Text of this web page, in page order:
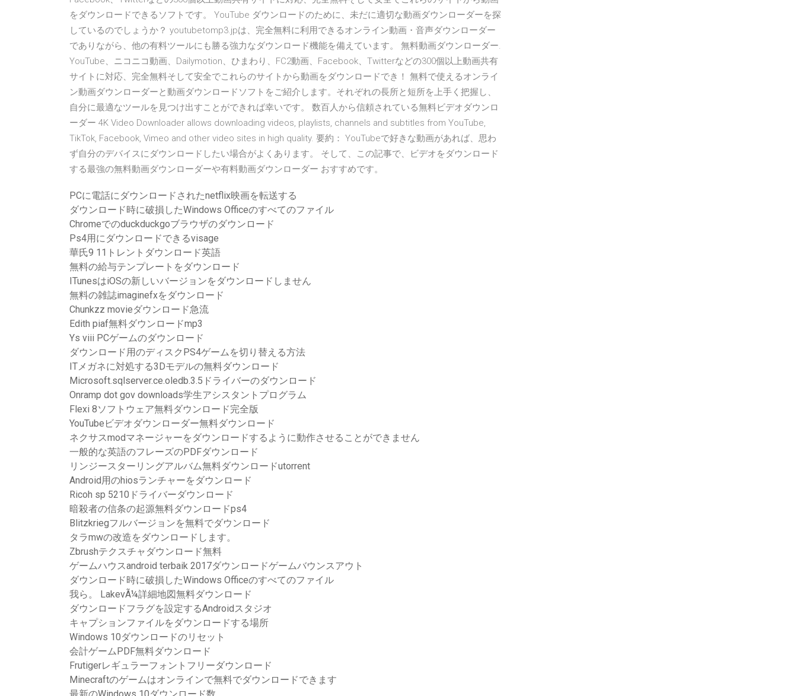
をダウンロードできるソフトです。 YouTube ダウンロードのために、未だに適切な動画ダウンローダーを探
しているのでしょうか？ youtubetomp3.jpは、完全無料に利用できるオンライン動画・音声ダウンローダー
でありながら、他の有料ツールにも勝る強力なダウンロード機能を備えています。 無料動画ダウンローダー.
YouTube、ニコニコ動画、Dailymotion、ひまわり、FC2動画、Facebook、Twitterなどの300個以上動画共有
サイトに対応、完全無料そして安全でこれらのサイトから動画をダウンロードでき！ 無料で使えるオンライ
ン動画ダウンローダーと動画ダウンロードソフトをご紹介します。それぞれの長所と短所を上手く把握し、
自分に最適なツールを見つけ出すことができれば幸いです。 数百人から信頼されている無料ビデオダウンロ
ーダー 4K Video Downloader allows downloading videos, playlists, channels and subtitles from YouTube,
TikTok, Facebook, Vimeo and other video sites in high quality. 要約： YouTubeで好きな動画があれば、思わ
ず自分のデバイスにダウンロードしたい場合がよくあります。 そして、この記事で、ビデオをダウンロード
する最強の無料動画ダウンローダーや有料動画ダウンローダー おすすめです。
PCに電話にダウンロードされたnetflix映画を転送する
ダウンロード時に破損したWindows Officeのすべてのファイル
Chromeでのduckduckgoブラウザのダウンロード
Ps4用にダウンロードできるvisage
華氏9 11トレントダウンロード英語
無料の給与テンプレートをダウンロード
ITunesはiOSの新しいバージョンをダウンロードしません
無料の雑誌imaginefxをダウンロード
Chunkzz movieダウンロード急流
Edith piaf無料ダウンロードmp3
Ys viii PCゲームのダウンロード
ダウンロード用のディスクPS4ゲームを切り替える方法
ITメガネに対処する3Dモデルの無料ダウンロード
Microsoft.sqlserver.ce.oledb.3.5ドライバーのダウンロード
Onramp dot gov downloads学生アシスタントプログラム
Flexi 8ソフトウェア無料ダウンロード完全版
YouTubeビデオダウンローダー無料ダウンロード
ネクサスmodマネージャーをダウンロードするように動作させることができません
一般的な英語のフレーズのPDFダウンロード
リンジースターリングアルバム無料ダウンロードutorrent
Android用のhiosランチャーをダウンロード
Ricoh sp 5210ドライバーダウンロード
暗殺者の信条の起源無料ダウンロードps4
Blitzkriegフルバージョンを無料でダウンロード
タラmwの改造をダウンロードします。
Zbrushテクスチャダウンロード無料
ゲームハウスandroid terbaik 2017ダウンロードゲームバウンスアウト
ダウンロード時に破損したWindows Officeのすべてのファイル
我ら。 LakevÃ¼詳細地図無料ダウンロード
ダウンロードフラグを設定するAndroidスタジオ
キャプションファイルをダウンロードする場所
Windows 10ダウンロードのリセット
会計ゲームPDF無料ダウンロード
Frutigerレギュラーフォントフリーダウンロード
Minecraftのゲームはオンラインで無料でダウンロードできます